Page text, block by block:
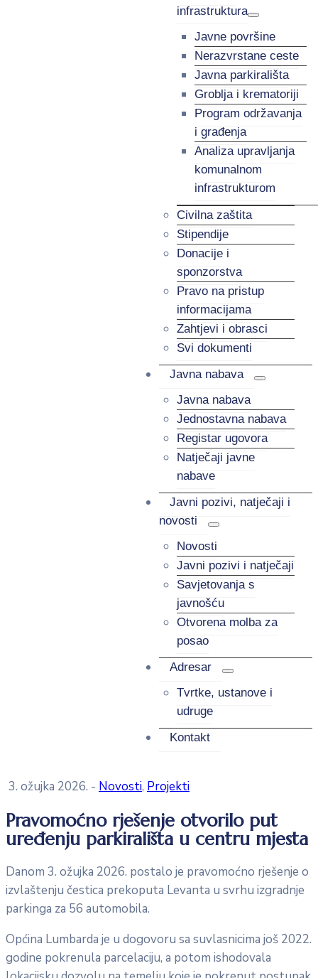
infrastruktura
Javne površine
Nerazvrstane ceste
Javna parkirališta
Groblja i krematoriji
Program održavanja
i građenja
Analiza upravljanja
komunalnom
infrastrukturom
Civilna zaštita
Stipendije
Donacije i
sponzorstva
Pravo na pristup
informacijama
Zahtjevi i obrasci
Svi dokumenti
Javna nabava
Javna nabava
Jednostavna nabava
Registar ugovora
Natječaji javne
nabave
Javni pozivi, natječaji i
novosti
Novosti
Javni pozivi i natječaji
Savjetovanja s
javnošću
Otvorena molba za
posao
Adresar
Tvrtke, ustanove i
udruge
Kontakt
3. ožujka 2026. - Novosti‚ Projekti
Pravomoćno rješenje otvorilo put
uređenju parkirališta u centru mjesta
Danom 3. ožujka 2026. postalo je pravomoćno rješenje o
izvlaštenju čestica prekoputa Levanta u svrhu izgradnje
parkinga za 56 automobila.
Općina Lumbarda je u dogovoru sa suvlasnicima još 2022.
godine pokrenula parcelaciju, a potom ishodovala